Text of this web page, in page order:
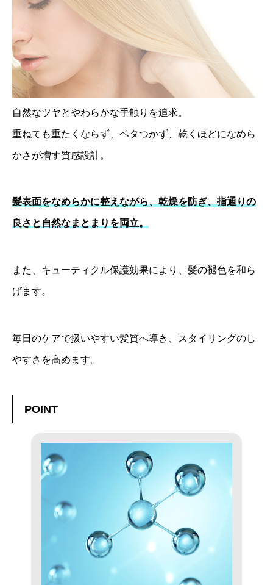
自然なツヤとやわらかな手触りを追求。
重ねても重たくならず、ベタつかず、乾くほどになめら
かさが増す質感設計。
髪表面をなめらかに整えながら、乾燥を防ぎ、指通りの
良さと自然なまとまりを両立。
また、キューティクル保護効果により、髪の褪色を和ら
げます。
毎日のケアで扱いやすい髪質へ導き、スタイリングのし
やすさを高めます。
POINT